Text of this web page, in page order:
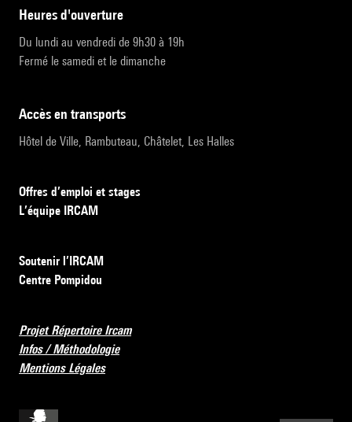
heures d'ouverture
Du lundi au vendredi de 9h30 à 19h
Fermé le samedi et le dimanche
accès en transports
Hôtel de Ville, Rambuteau, Châtelet, Les Halles
Offres d’emploi et stages
L’équipe IRCAM
Soutenir l’IRCAM
Centre Pompidou
Projet Répertoire Ircam
Infos / Méthodologie
Mentions Légales